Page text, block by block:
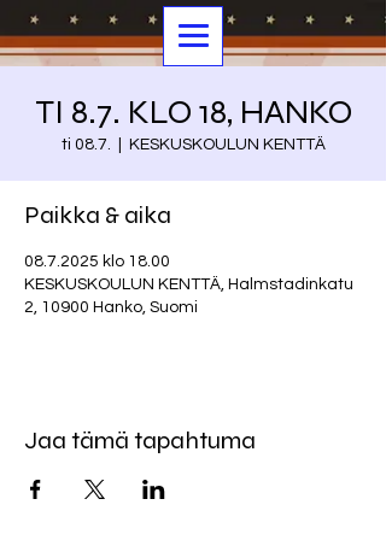
TI 8.7. KLO 18, HANKO
ti 08.7. KESKUSKOULUN KENTTÄ
Paikka & aika
08.7.2025 klo 18.00
KESKUSKOULUN KENTTÄ, Halmstadinkatu
2, 10900 Hanko, Suomi
Jaa tämä tapahtuma